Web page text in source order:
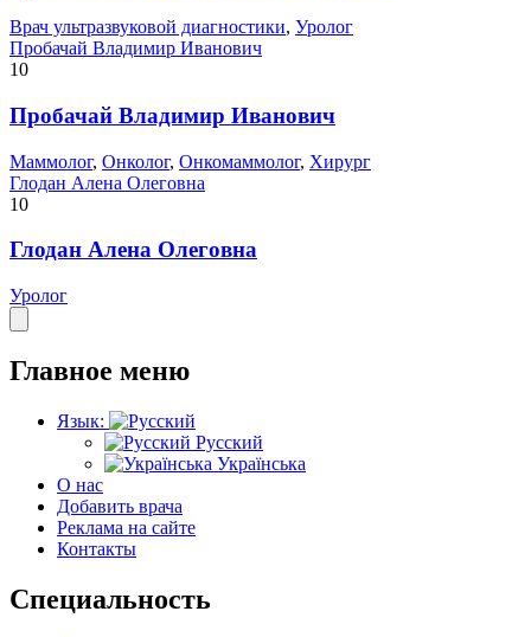
Врач ультразвуковой диагностики, Уролог
Пробачай Владимир Иванович
10
Пробачай Владимир Иванович
Маммолог, Онколог, Онкомаммолог, Хирург
Глодан Алена Олеговна
10
Глодан Алена Олеговна
Уролог
Главное меню
Язык:
Русский
Українська
О нас
Добавить врача
Реклама на сайте
Контакты
Специальность